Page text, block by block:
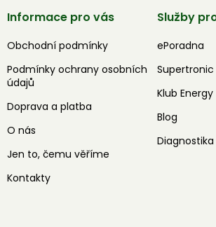
Informace pro vás
Obchodní podmínky
Podmínky ochrany osobních
údajů
Doprava a platba
O nás
Jen to, čemu věříme
Kontakty
Služby
ePoradna
Supertronic
Klub Energy
Blog
Diagnostika